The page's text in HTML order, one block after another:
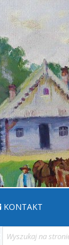
KONTAKT